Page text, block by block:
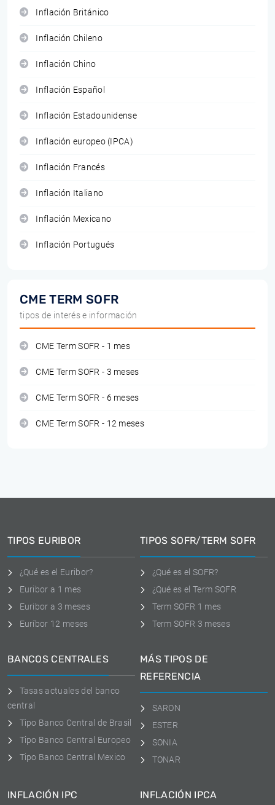
Inflación Británico
Inflación Chileno
Inflación Chino
Inflación Español
Inflación Estadounidense
Inflación europeo (IPCA)
Inflación Francés
Inflación Italiano
Inflación Mexicano
Inflación Portugués
CME TERM SOFR
tipos de interés e información
CME Term SOFR - 1 mes
CME Term SOFR - 3 meses
CME Term SOFR - 6 meses
CME Term SOFR - 12 meses
TIPOS EURIBOR
¿Qué es el Euribor?
Euribor a 1 mes
Euribor a 3 meses
Euríbor 12 meses
TIPOS SOFR/TERM SOFR
¿Qué es el SOFR?
¿Qué es el Term SOFR
Term SOFR 1 mes
Term SOFR 3 meses
BANCOS CENTRALES
Tasas actuales del banco
central
Tipo Banco Central de Brasil
Tipo Banco Central Europeo
Tipo Banco Central Mexico
MÁS TIPOS DE
REFERENCIA
SARON
ESTER
SONIA
TONAR
INFLACIÓN IPC INFLACIÓN IPCA